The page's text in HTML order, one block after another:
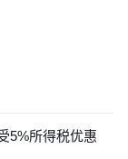
5%所得税优惠